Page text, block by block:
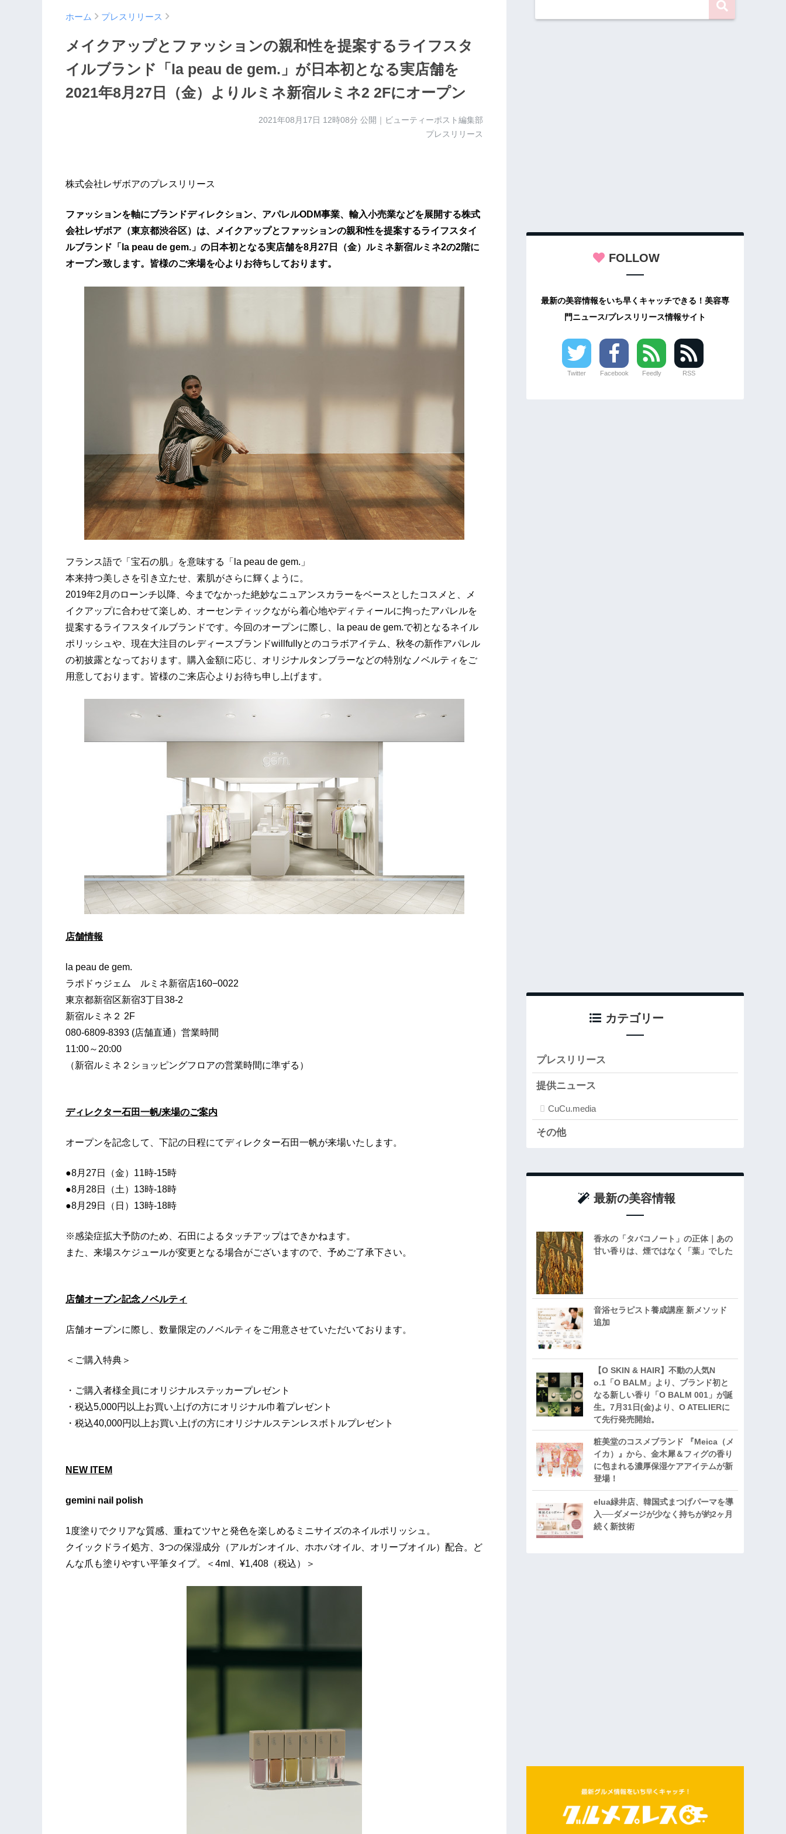
ホーム プレスリリース
メイクアップとファッションの親和性を提案するライフスタ
イルブランド「la peau de gem.」が日本初となる実店舗を
2021年8月27日（金）よりルミネ新宿ルミネ2 2Fにオープン
2021年08月17日 12時08分 公開｜ビューティーポスト編集部
プレスリリース
株式会社レザボアのプレスリリース
ファッションを軸にブランドディレクション、アパレルODM事業、輸入小売業などを展開する株式
会社レザボア（東京都渋谷区）は、メイクアップとファッションの親和性を提案するライフスタイ
ルブランド「la peau de gem.」の日本初となる実店舗を8月27日（金）ルミネ新宿ルミネ2の2階に
オープン致します。皆様のご来場を心よりお待ちしております。
フランス語で「宝石の肌」を意味する「la peau de gem.」
本来持つ美しさを引き立たせ、素肌がさらに輝くように。
2019年2月のローンチ以降、今までなかった絶妙なニュアンスカラーをベースとしたコスメと、メ
イクアップに合わせて楽しめ、オーセンティックながら着心地やディティールに拘ったアパレルを
提案するライフスタイルブランドです。今回のオープンに際し、la peau de gem.で初となるネイル
ポリッシュや、現在大注目のレディースブランドwillfullyとのコラボアイテム、秋冬の新作アパレル
の初披露となっております。購入金額に応じ、オリジナルタンブラーなどの特別なノベルティをご
用意しております。皆様のご来店心よりお待ち申し上げます。
店舗情報
la peau de gem.
ラポドゥジェム ルミネ新宿店160−0022
東京都新宿区新宿3丁目38-2
新宿ルミネ２ 2F
080-6809-8393 (店舗直通）営業時間
11:00～20:00
（新宿ルミネ２ショッピングフロアの営業時間に準ずる）
ディレクター石田一帆/来場のご案内
オープンを記念して、下記の日程にてディレクター石田一帆が来場いたします。
●8月27日（金）11時-15時
●8月28日（土）13時-18時
●8月29日（日）13時-18時
※感染症拡大予防のため、石田によるタッチアップはできかねます。
また、来場スケジュールが変更となる場合がございますので、予めご了承下さい。
店舗オープン記念ノベルティ
店舗オープンに際し、数量限定のノベルティをご用意させていただいております。
＜ご購入特典＞
・ご購入者様全員にオリジナルステッカープレゼント
・税込5,000円以上お買い上げの方にオリジナル巾着プレゼント
・税込40,000円以上お買い上げの方にオリジナルステンレスボトルプレゼント
NEW ITEM
gemini nail polish
1度塗りでクリアな質感、重ねてツヤと発色を楽しめるミニサイズのネイルポリッシュ。
クイックドライ処方、3つの保湿成分（アルガンオイル、ホホバオイル、オリーブオイル）配合。ど
んな爪も塗りやすい平筆タイプ。＜4ml、¥1,408（税込）＞
FOLLOW
最新の美容情報をいち早くキャッチできる！美容専
門ニュース/プレスリリース情報サイト
Twitter Facebook Feedly RSS
カテゴリー
プレスリリース
提供ニュース
CuCu.media
その他
最新の美容情報
香水の「タバコノート」の正体｜あの
甘い香りは、煙ではなく「葉」でした
音浴セラピスト養成講座 新メソッド
追加
【O SKIN & HAIR】不動の人気N
o.1「O BALM」より、ブランド初と
なる新しい香り「O BALM 001」が誕
生。7月31日(金)より、O ATELIERに
て先行発売開始。
粧美堂のコスメブランド 『Meica（メ
イカ）』から、金木犀＆フィグの香り
に包まれる濃厚保湿ケアアイテムが新
登場！
elua緑井店、韓国式まつげパーマを導
入──ダメージが少なく持ちが約2ヶ月
続く新技術